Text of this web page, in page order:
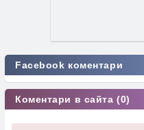
Facebook коментари
Коментари в сайта (0)